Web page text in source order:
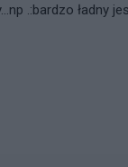
.:bardzo ładny